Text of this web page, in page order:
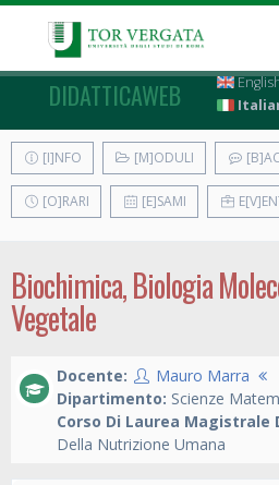
DIDATTICAWEB
[I]NFO [M]ODULI
[O]RARI [E]SAMI
Biochimica, Biologia
Vegetale
Docente:
Mauro Marra
Dipartimento: Scienze
Corso Di Laurea Magistrale
Della Nutrizione Umana